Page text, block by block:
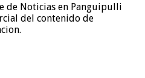
de Noticias en Panguipulli
del contenido de